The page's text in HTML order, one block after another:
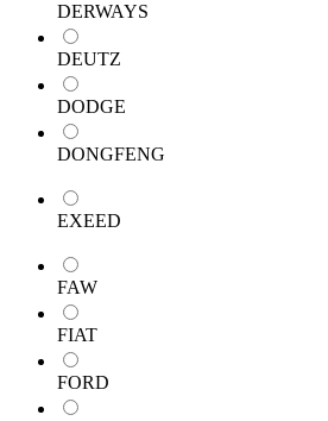
DERWAYS
DEUTZ
DODGE
DONGFENG
EXEED
FAW
FIAT
FORD